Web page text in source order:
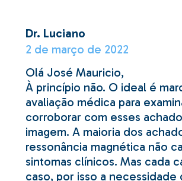
Dr. Luciano
2 de março de 2022
Olá José Mauricio,
À princípio não. O ideal é
avaliação médica para
corroborar com esses
imagem. A maioria dos
ressonância magnética não
sintomas clínicos. Mas cada
caso, por isso a necessidade